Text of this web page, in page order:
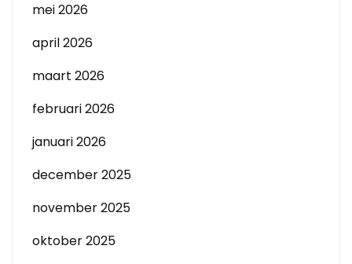
mei 2026
april 2026
maart 2026
februari 2026
januari 2026
december 2025
november 2025
oktober 2025